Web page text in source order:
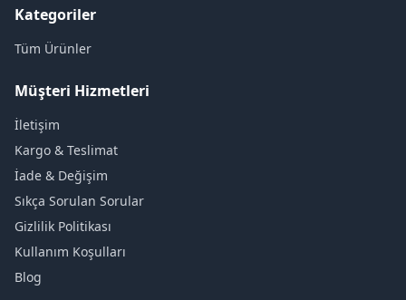
Kategoriler
Tüm Ürünler
Müşteri Hizmetleri
İletişim
Kargo & Teslimat
İade & Değişim
Sıkça Sorulan Sorular
Gizlilik Politikası
Kullanım Koşulları
Blog